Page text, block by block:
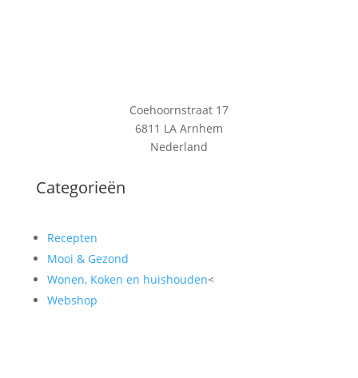
Coehoornstraat 17
6811 LA Arnhem
Nederland
Categorieën
Recepten
Mooi & Gezond
Wonen, Koken en huishouden<
Webshop